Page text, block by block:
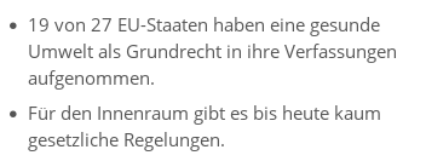
19 von 27 EU-Staaten haben eine gesunde
Umwelt als Grundrecht in ihre Verfassungen
aufgenommen.
Für den Innenraum gibt es bis heute kaum
gesetzliche Regelungen.